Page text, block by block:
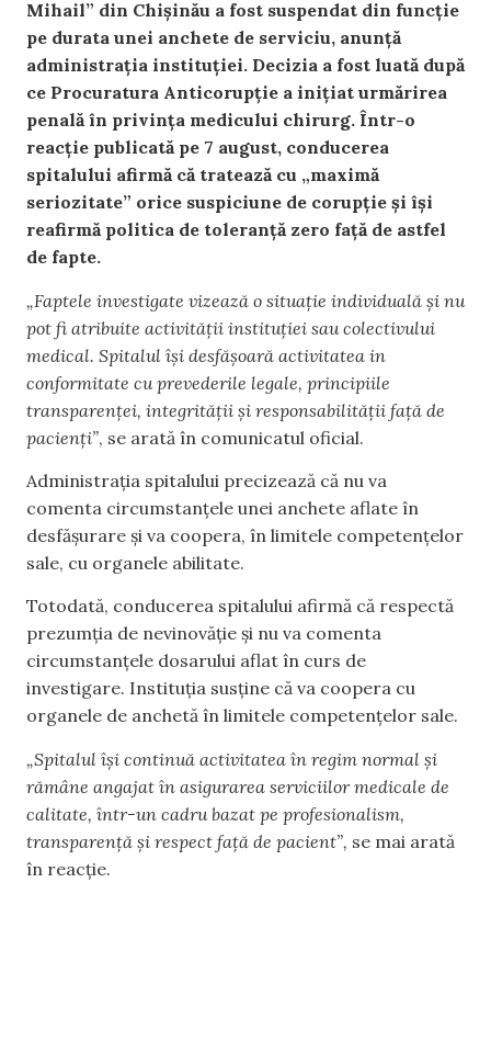
Mihail” din Chișinău a fost suspendat din funcție
pe durata unei anchete de serviciu, anunță
administrația instituției. Decizia a fost luată după
ce Procuratura Anticorupție a inițiat urmărirea
penală în privința medicului chirurg. Într-o
reacție publicată pe 7 august, conducerea
spitalului afirmă că tratează cu „maximă
seriozitate” orice suspiciune de corupție și își
reafirmă politica de toleranță zero față de astfel
de fapte.
„Faptele investigate vizează o situație individuală și nu
pot fi atribuite activității instituției sau colectivului
medical. Spitalul își desfășoară activitatea in
conformitate cu prevederile legale, principiile
transparenței, integrității și responsabilității față de
pacienți”, se arată în comunicatul oficial.
Administrația spitalului precizează că nu va
comenta circumstanțele unei anchete aflate în
desfășurare și va coopera, în limitele competențelor
sale, cu organele abilitate.
Totodată, conducerea spitalului afirmă că respectă
prezumția de nevinovăție și nu va comenta
circumstanțele dosarului aflat în curs de
investigare. Instituția susține că va coopera cu
organele de anchetă în limitele competențelor sale.
„Spitalul își continuă activitatea în regim normal și
rămâne angajat în asigurarea serviciilor medicale de
calitate, într-un cadru bazat pe profesionalism,
transparență și respect față de pacient”, se mai arată
în reacție.